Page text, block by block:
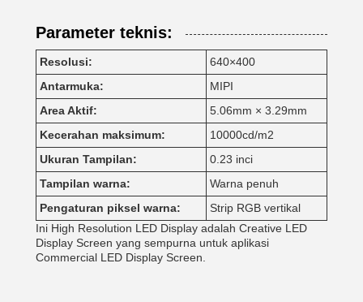
Parameter teknis:
Resolusi:
640×400
Antarmuka:
MIPI
Area Aktif:
5.06mm × 3.29mm
Kecerahan maksimum:
10000cd/m2
Ukuran Tampilan:
0.23 inci
Tampilan warna:
Warna penuh
Pengaturan piksel warna:
Strip RGB vertikal
Ini High Resolution LED Display adalah Creative LED
Display Screen yang sempurna untuk aplikasi
Commercial LED Display Screen.